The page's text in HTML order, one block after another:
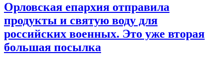
Орловская епархия отправила
продукты и святую воду для
российских военных. Это уже вторая
большая посылка